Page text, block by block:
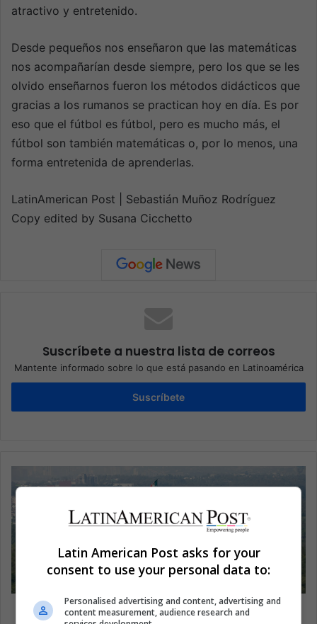
atractivo y entretenido.
Desde pequeños nos enseñaron que las matemáticas
nos acompañarían desde siempre, pero los que se les
olvido enseñarnos fueron los métodos didácticos que
gracias a los rumanos se practican hoy en día. Es por
eso que el fútbol es fútbol, pero es mucho más, el
fútbol son también matemáticas o, por lo menos, una
forma entretenida de aprenderlas.
LatinAmerican Post | Sebastián Muñoz Rodríguez
Copy edited by Susana Cicchetto
Suscríbete a nuestra lista de correos
Mantente informado sobre lo que está pasando en Latinoamérica
Suscríbete
¿Qué museos debes visitar en México?
Latin American Post asks for your
consent to use your personal data to:
Personalised advertising and content, advertising and
content measurement, audience research and